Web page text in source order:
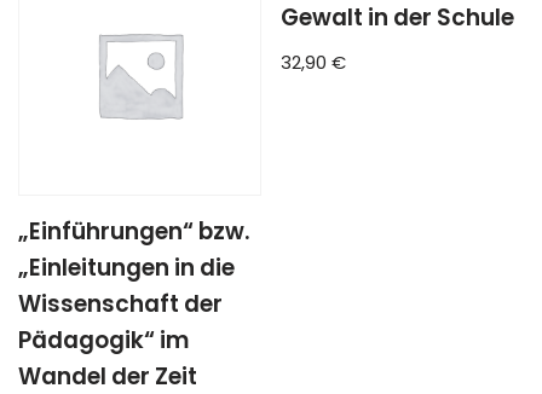
„Einführungen“ bzw.
„Einleitungen in die
Wissenschaft der
Pädagogik“ im
Wandel der Zeit
Gewalt in der Schule
32,90€